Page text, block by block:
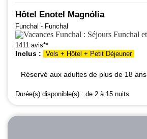
Hôtel Enotel Magnólia
Funchal - Funchal
1411 avis**
Inclus : Vols + Hôtel + Petit Déjeuner
Réservé aux adultes de plus de 18 ans
Durée(s) disponible(s) : de 2 à 15 nuits